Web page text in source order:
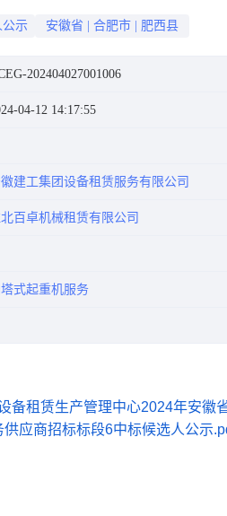
塔式起重机服务
6中标候选人公
公示 安徽省 合肥市 肥西县
202404027001006
04-12 14:17:55
建工集团设备租赁服务有限公司
百卓机械租赁有限公司
式起重机服务
备租赁生产管理中心2024年安徽
应商招标标段6中标候选人公示